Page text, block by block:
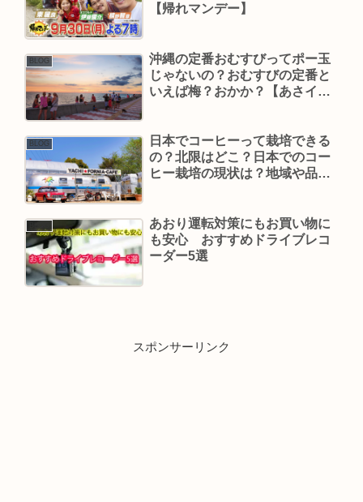
【帰れマンデー】
BLOG
沖縄の定番おむすびってポー玉
じゃないの？おむすびの定番と
いえば梅？おかか？【あさイ
BLOG
日本でコーヒーって栽培できる
の？北限はどこ？日本でのコー
ヒー栽培の現状は？地域や品種
あおり運転対策にもお買い物に
も安心 おすすめドライブレコ
ーダー5選
スポンサーリンク